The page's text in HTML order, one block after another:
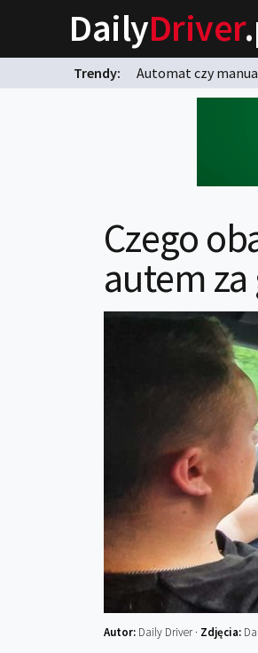
DailyDriver
Trendy: Automat czy
Czego
autem
Autor: Daily Driver · Zdjęcia: